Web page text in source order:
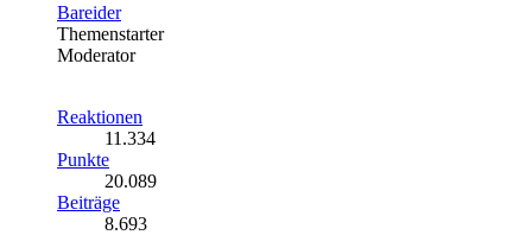
Bareider
Themenstarter
Moderator
Reaktionen
11.334
Punkte
20.089
Beiträge
8.693